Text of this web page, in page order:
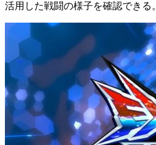
活用した戦闘の様子を確認できる。